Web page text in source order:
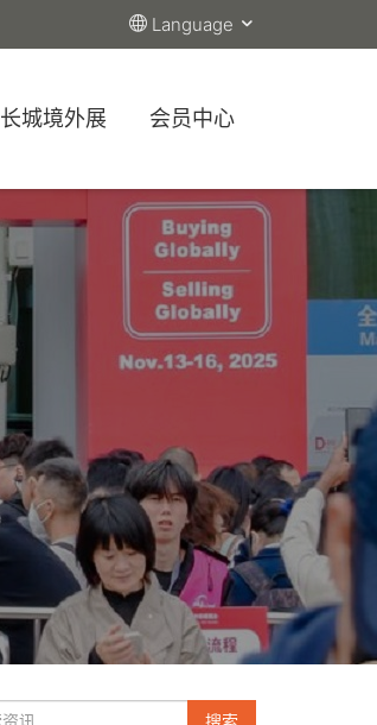
Language
长城境外展 会员中心